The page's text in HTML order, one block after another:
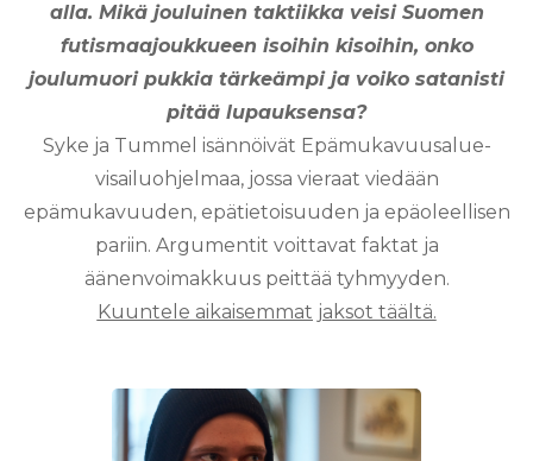
alla. Mikä jouluinen taktiikka veisi Suomen
futismaajoukkueen isoihin kisoihin, onko
joulumuori pukkia tärkeämpi ja voiko satanisti
pitää lupauksensa?
Syke ja Tummel isännöivät Epämukavuusalue-
visailuohjelmaa, jossa vieraat viedään
epämukavuuden, epätietoisuuden ja epäoleellisen
pariin. Argumentit voittavat faktat ja
äänenvoimakkuus peittää tyhmyyden.
Kuuntele aikaisemmat jaksot täältä.